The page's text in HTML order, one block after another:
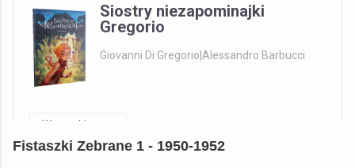
Siostry niezapominajki
Gregorio
Giovanni Di Gregorio|Alessandro Barbucci
Wszystkie
Allegro
książka
Fistaszki Zebrane 1 - 1950-1952